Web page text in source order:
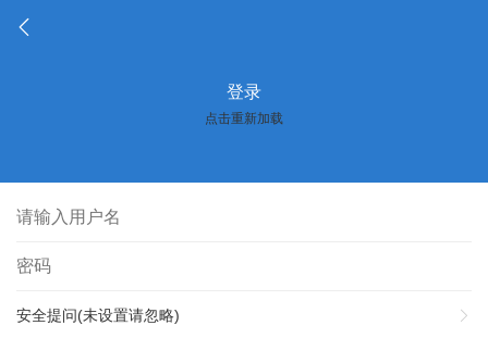
登录
点击重新加载
安全提问(未设置请忽略)